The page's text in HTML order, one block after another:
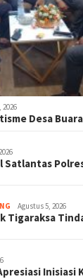
2026
Desa
Satlantas
Agustus 5, 2026
Tigaraksa
Inisiasi